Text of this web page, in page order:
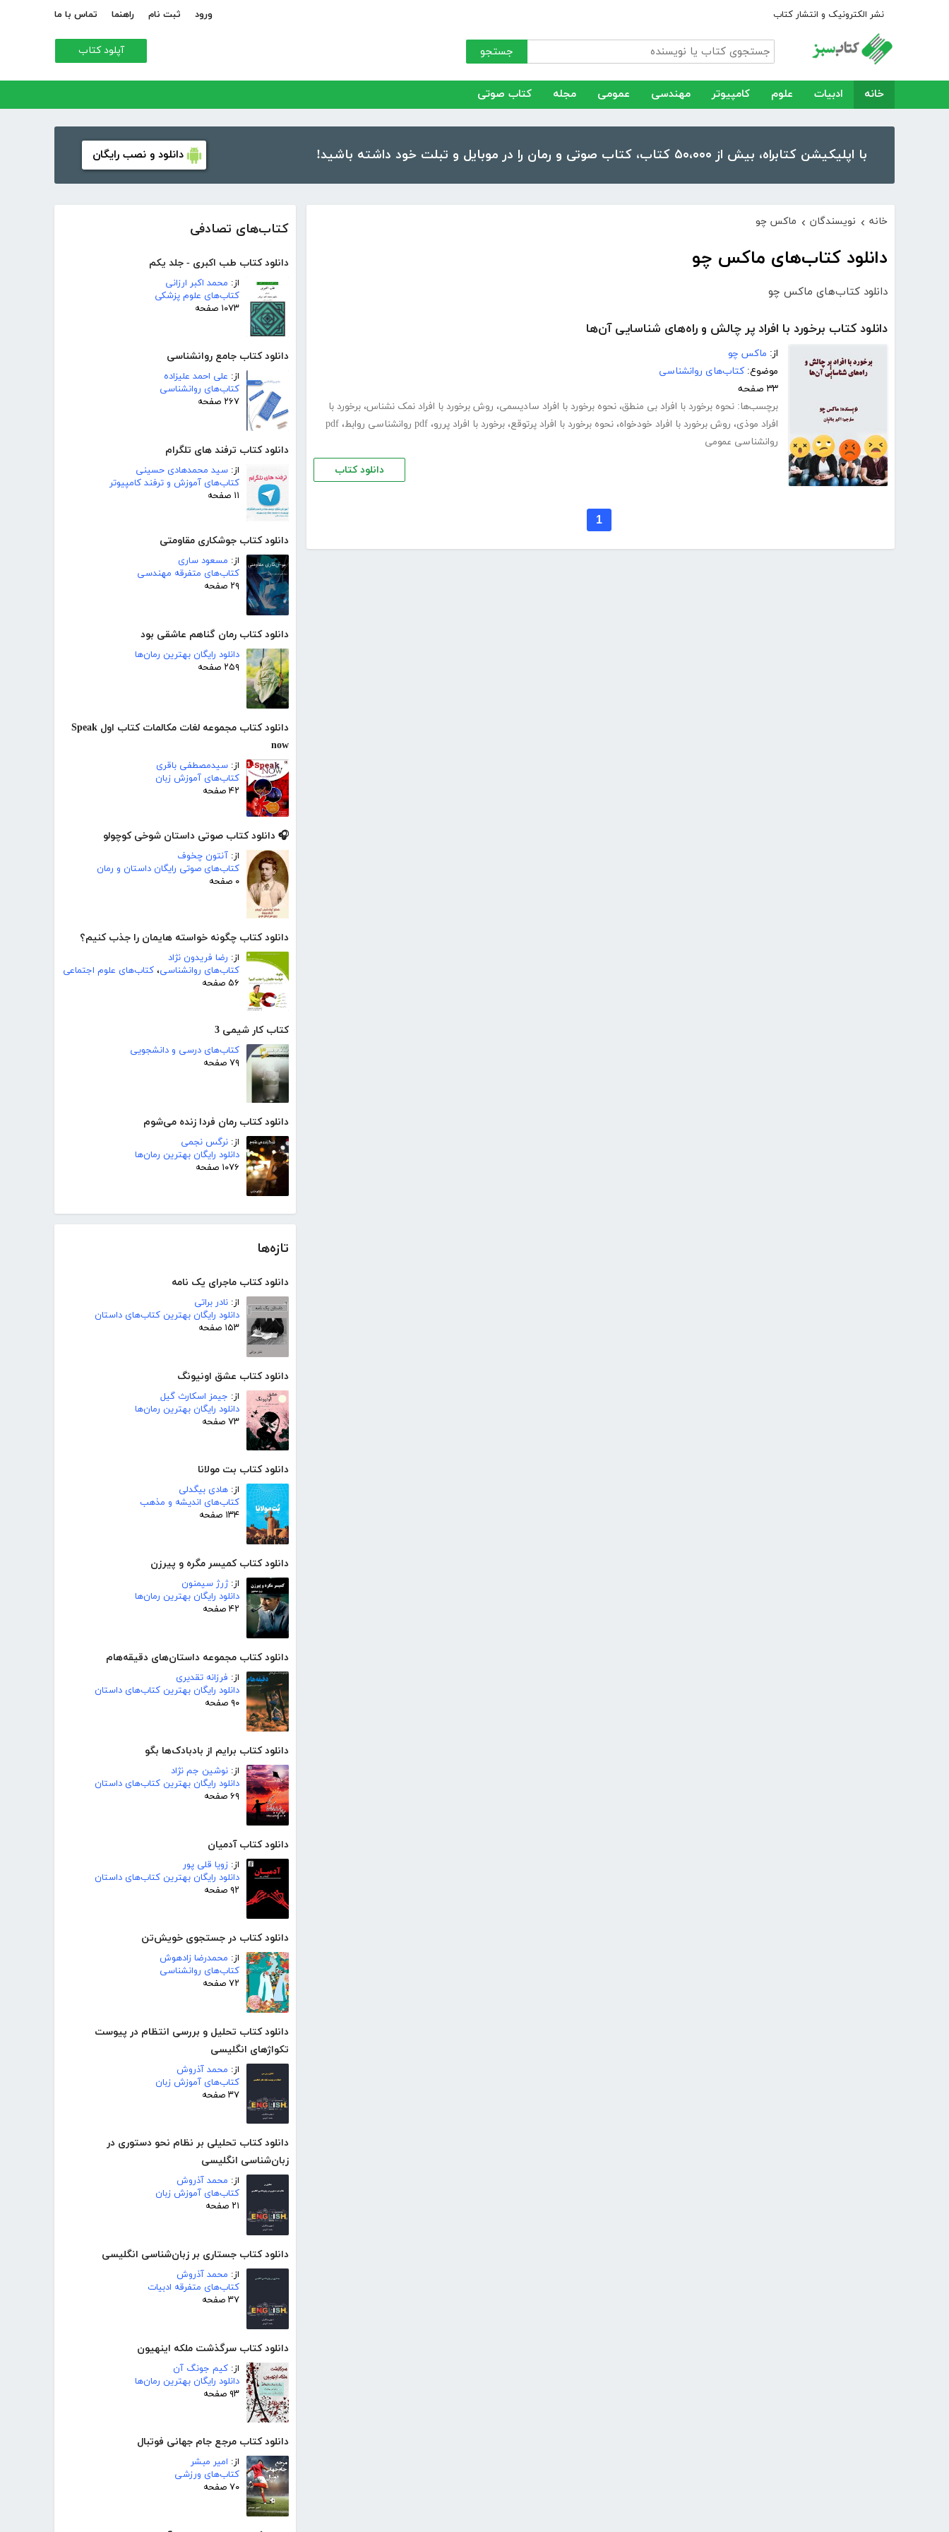
نشر الکترونیک و انتشار کتاب ورود ثبت نام راهنما تماس با ما
جستجو آپلود کتاب
خانه ادبیات علوم کامپیوتر مهندسی عمومی مجله کتاب صوتی
با اپلیکیشن کتابراه، بیش از ۵۰،۰۰۰ کتاب، کتاب صوتی و رمان را در موبایل و تبلت خود داشته باشید! دانلود و نصب رایگان
کتاب‌های تصادفی
دانلود کتاب طب اکبری - جلد یکم
از: محمد اکبر ارزانی
کتاب‌های علوم پزشکی
۱۰۷۳ صفحه
دانلود کتاب جامع روانشناسی
از: علی احمد علیزاده
کتاب‌های روانشناسی
۲۶۷ صفحه
دانلود کتاب ترفند های تلگرام
از: سید محمدهادی حسینی
کتاب‌های آموزش و ترفند کامپیوتر
۱۱ صفحه
دانلود کتاب جوشکاری مقاومتی
از: مسعود ساری
کتاب‌های متفرقه مهندسی
۲۹ صفحه
دانلود کتاب رمان گناهم عاشقی بود
دانلود رایگان بهترین رمان‌ها
۲۵۹ صفحه
دانلود کتاب مجموعه لغات مکالمات کتاب اول Speak
now
از: سیدمصطفی باقری
کتاب‌های آموزش زبان
۴۲ صفحه
🎧 دانلود کتاب صوتی داستان شوخی کوچولو
از: آنتون چخوف
کتاب‌های صوتی رایگان داستان و رمان
۰ صفحه
دانلود کتاب چگونه خواسته هایمان را جذب کنیم؟
از: رضا فریدون نژاد
کتاب‌های روانشناسی، کتاب‌های علوم اجتماعی
۵۶ صفحه
کتاب کار شیمی 3
کتاب‌های درسی و دانشجویی
۷۹ صفحه
دانلود کتاب رمان فردا زنده می‌شوم
از: نرگس نجمی
دانلود رایگان بهترین رمان‌ها
۱۰۷۶ صفحه
تازه‌ها
دانلود کتاب ماجرای یک نامه
از: نادر براتی
دانلود رایگان بهترین کتاب‌های داستان
۱۵۳ صفحه
دانلود کتاب عشق اونیونگ
از: جیمز اسکارث گیل
دانلود رایگان بهترین رمان‌ها
۷۳ صفحه
دانلود کتاب بت مولانا
از: هادی بیگدلی
کتاب‌های اندیشه و مذهب
۱۳۴ صفحه
دانلود کتاب کمیسر مگره و پیرزن
از:ژرژ سیمنون
دانلود رایگان بهترین رمان‌ها
۴۲ صفحه
دانلود کتاب مجموعه داستان‌های دقیقه‌هام
از: فرزانه تقدیری
دانلود رایگان بهترین کتاب‌های داستان
۹۰ صفحه
دانلود کتاب برایم از بادبادک‌ها بگو
از: نوشین جم نژاد
دانلود رایگان بهترین کتاب‌های داستان
۶۹ صفحه
دانلود کتاب آدمیان
از: زویا قلی پور
دانلود رایگان بهترین کتاب‌های داستان
۹۲ صفحه
دانلود کتاب در جستجوی خویش‌تن
از: محمدرضا زادهوش
کتاب‌های روانشناسی
۷۲ صفحه
دانلود کتاب تحلیل و بررسی انتظام در پیوست
تکواژهای انگلیسی
از: محمد آذروش
کتاب‌های آموزش زبان
۳۷ صفحه
دانلود کتاب تحلیلی بر نظام نحو دستوری در
زبان‌شناسی انگلیسی
از: محمد آذروش
کتاب‌های آموزش زبان
۲۱ صفحه
دانلود کتاب جستاری بر زبان‌شناسی انگلیسی
از: محمد آذروش
کتاب‌های متفرقه ادبیات
۳۷ صفحه
دانلود کتاب سرگذشت ملکه اینهیون
از: کیم جونگ آن
دانلود رایگان بهترین رمان‌ها
۹۳ صفحه
دانلود کتاب مرجع جام جهانی فوتبال
از: امیر مبشر
کتاب‌های ورزشی
۷۰ صفحه
خانه › نویسندگان › ماکس چو
دانلود کتاب‌های ماکس چو
دانلود کتاب‌های ماکس چو
دانلود کتاب برخورد با افراد پر چالش و راه‌های شناسایی آن‌ها
از: ماکس چو
موضوع: کتاب‌های روانشناسی
۳۳ صفحه
برچسب‌ها: نحوه برخورد با افراد بی منطق، نحوه برخورد با افراد سادیسمی، روش برخورد با افراد نمک نشناس، برخورد با
افراد موذی، روش برخورد با افراد خودخواه، نحوه برخورد با افراد پرتوقع، برخورد با افراد پررو، pdf روانشناسی روابط ، pdf
روانشناسی عمومی
دانلود کتاب
1